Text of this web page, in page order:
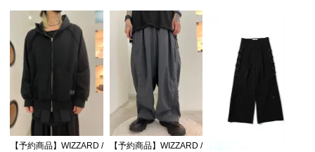
【予約商品】WIZZARD /
【予約商品】WIZZARD /